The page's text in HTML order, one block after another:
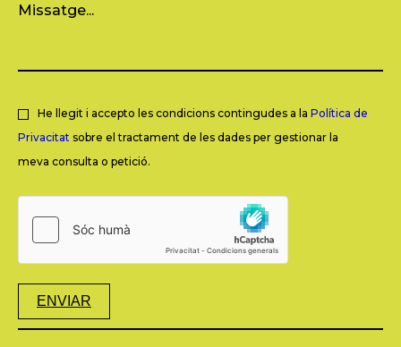
He llegit i accepto les condicions contingudes a la Política de
Privacitat sobre el tractament de les dades per gestionar la
meva consulta o petició.
ENVIAR